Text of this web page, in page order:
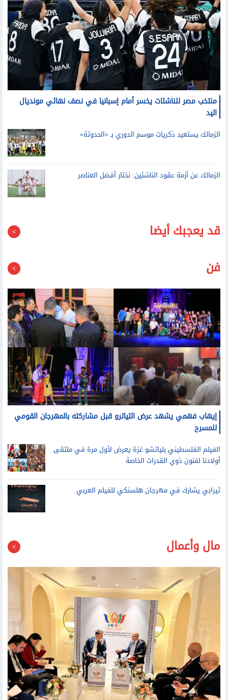
منتخب مصر للناشئات يخسر أمام إسبانيا في نصف نهائي مونديال
اليد
الزمالك يستعيد ذكريات موسم الدوري بـ «الحدوتة»
الزمالك عن أزمة عقود الناشئين: نختار أفضل العناصر
قد يعجبك أيضا
فن
إيهاب فهمي يشهد عرض التياترو قبل مشاركته بالمهرجان القومي
للمسرح
الفيلم الفلسطيني بلياتشو غزة يعرض لأول مرة في ملتقى
أولادنا لفنون ذوي القدرات الخاصة
ثيرابي يشارك في مهرجان هلسنكي للفيلم العربي
مال وأعمال